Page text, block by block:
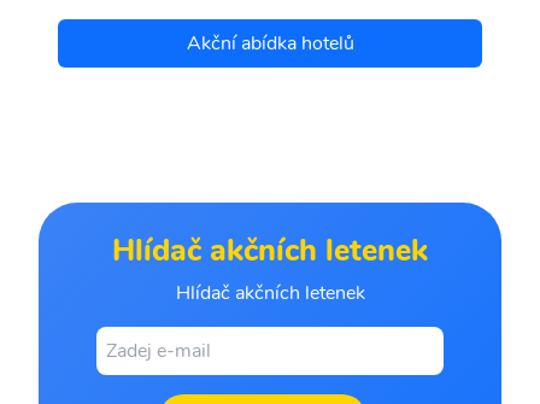
Akční abídka hotelů
Hlídač akčních letenek
Hlídač akčních letenek